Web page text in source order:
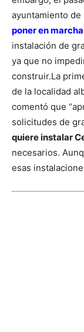
ayuntamiento
poner en
instalación de
ya que no
construir.La
de la localidad
comentó que
solicitudes de
quiere instalar
necesarios.
esas